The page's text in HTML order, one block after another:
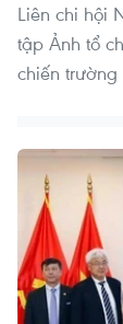
Liên chi hội
tập Ảnh tổ
chiến trường